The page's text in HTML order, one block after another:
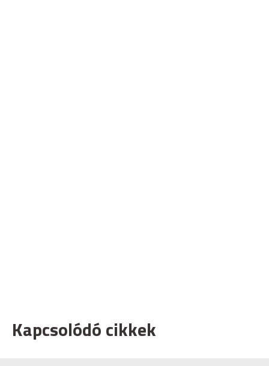
Kapcsolódó cikkek